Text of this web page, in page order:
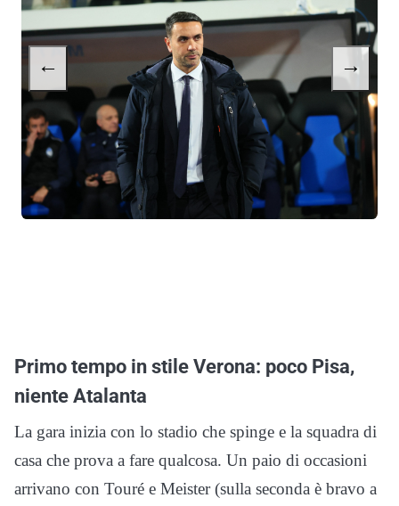
← →
Primo tempo in stile Verona: poco Pisa,
niente Atalanta
La gara inizia con lo stadio che spinge e la squadra di
casa che prova a fare qualcosa. Un paio di occasioni
arrivano con Touré e Meister (sulla seconda è bravo a